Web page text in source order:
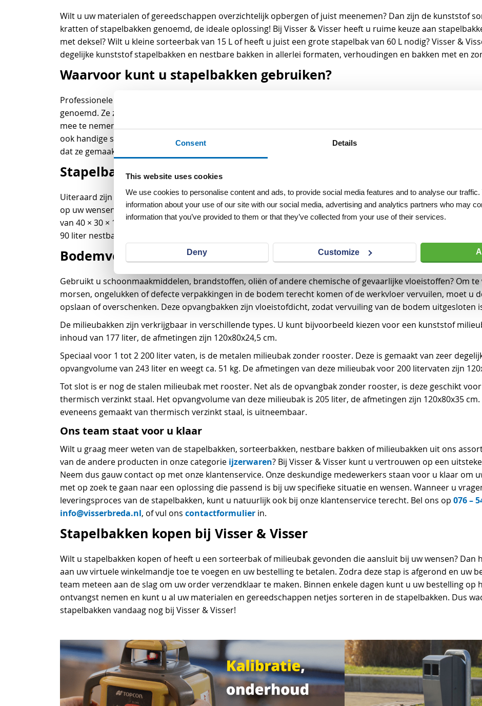
Consent Details
This website uses cookies
We use cookies to personalise content and ads, to provide social media features and to analyse our
information about your use of our site with our social media, advertising and analytics partners who may
information that you’ve provided to them or that they’ve collected from your use of their services.
Deny Customize
Wilt u uw materialen of gereedschappen overzichtelijk opbergen of juist meenemen? Dan zijn de kunststof
kratten of stapelbakken genoemd, de ideale oplossing! Bij Visser & Visser heeft u ruime keuze aan
met deksel? Wilt u kleine sorteerbak van 15 L of heeft u juist een grote stapelbak van 60 L nodig? Visser &
degelijke kunststof stapelbakken en nestbare bakken in allerlei formaten, verhoudingen en bakken met en
Waarvoor kunt u stapelbakken gebruiken?
Professionele stapelbakken worden vaak gebruikt in de bouw, groenvoorziening en magazijnen. Ze worden
genoemd. Ze zijn dan ook uitermate geschikt om gereedschappen en materialen te sorteren, overzichtelijk
mee te nemen in de werkbus. In ons assortiment vindt u verschillende sorteerbakken, zowel stapelbaar als
ook handige scharnier deksels los verkrijgbaar, zodat alles veilig afgesloten kan worden. De stapelbakken
dat ze gemaakt zijn voor professioneel gebruik. De kunststof bakken van Visser & Visser zijn dan ook zeer
Stapelbakken in verschillende kleuren en afmetingen
Uiteraard zijn de stapelbakken uit ons assortiment in verschillende uitvoeringen verkrijgbaar zodat u altijd
op uw wensen. Wij bieden onder andere kunststof stapelbakken aan van 15 liter, 20 liter en 60 liter. De
van 40 × 30 × 17 cm tot en met 60 × 40 × 42 cm. Ook de nestbare bakken zijn in verschillende formaten
90 liter nestbare bak.
Bodemvervuiling voorkomen met milieubakken
Gebruikt u schoonmaakmiddelen, brandstoffen, oliën of andere chemische of gevaarlijke vloeistoffen? Om
morsen, ongelukken of defecte verpakkingen in de bodem terecht komen of de werkvloer vervuilen, moet u
opslaan of overschenken. Deze opvangbakken zijn vloeistofdicht, zodat vervuiling van de bodem uitgesloten
De milieubakken zijn verkrijgbaar in verschillende types. U kunt bijvoorbeeld kiezen voor een kunststof
inhoud van 177 liter, de afmetingen zijn 120x80x24,5 cm.
Speciaal voor 1 tot 2 200 liter vaten, is de metalen milieubak zonder rooster. Deze is gemaakt van zeer
opvangvolume van 243 liter en weegt ca. 51 kg. De afmetingen van deze milieubak voor 200 litervaten zijn
Tot slot is er nog de stalen milieubak met rooster. Net als de opvangbak zonder rooster, is deze geschikt
thermisch verzinkt staal. Het opvangvolume van deze milieubak is 205 liter, de afmetingen zijn 120x80x35
eveneens gemaakt van thermisch verzinkt staal, is uitneembaar.
Ons team staat voor u klaar
Wilt u graag meer weten van de stapelbakken, sorteerbakken, nestbare bakken of milieubakken uit ons
van de andere producten in onze categorie ijzerwaren? Bij Visser & Visser kunt u vertrouwen op een
Neem dus gauw contact op met onze klantenservice. Onze deskundige medewerkers staan voor u klaar om
met op zoek te gaan naar een oplossing die passend is bij uw specifieke situatie en wensen. Wanneer u
leveringsproces van de stapelbakken, kunt u natuurlijk ook bij onze klantenservice terecht. Bel ons op 076 –
info@visserbreda.nl, of vul ons contactformulier in.
Stapelbakken kopen bij Visser & Visser
Wilt u stapelbakken kopen of heeft u een sorteerbak of milieubak gevonden die aansluit bij uw wensen? Dan
aan uw virtuele winkelmandje toe te voegen en uw bestelling te betalen. Zodra deze stap is afgerond en uw
team meteen aan de slag om uw order verzendklaar te maken. Binnen enkele dagen kunt u uw bestelling op
ontvangst nemen en kunt u al uw materialen en gereedschappen netjes sorteren in de stapelbakken. Dus
stapelbakken vandaag nog bij Visser & Visser!